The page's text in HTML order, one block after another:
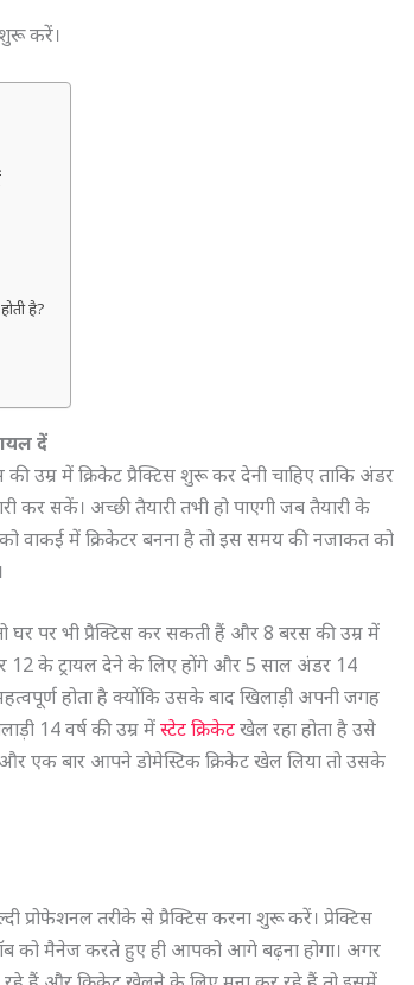
शुरू करें।
है?
दें
में क्रिकेट प्रैक्टिस शुरू कर देनी चाहिए ताकि अंडर
कर सकें। अच्छी तैयारी तभी हो पाएगी जब तैयारी के
वाकई में क्रिकेटर बनना है तो इस समय की नजाकत को
पर भी प्रैक्टिस कर सकती हैं और 8 बरस की उम्र में
के ट्रायल देने के लिए होंगे और 5 साल अंडर 14
होता है क्योंकि उसके बाद खिलाड़ी अपनी जगह
14 वर्ष की उम्र मेंस्टेट क्रिकेटखेल रहा होता है उसे
और एक बार आपने डोमेस्टिक क्रिकेट खेल लिया तो उसके
प्रोफेशनल तरीके से प्रैक्टिस करना शुरू करें। प्रेक्टिस
को मैनेज करते हुए ही आपको आगे बढ़ना होगा। अगर